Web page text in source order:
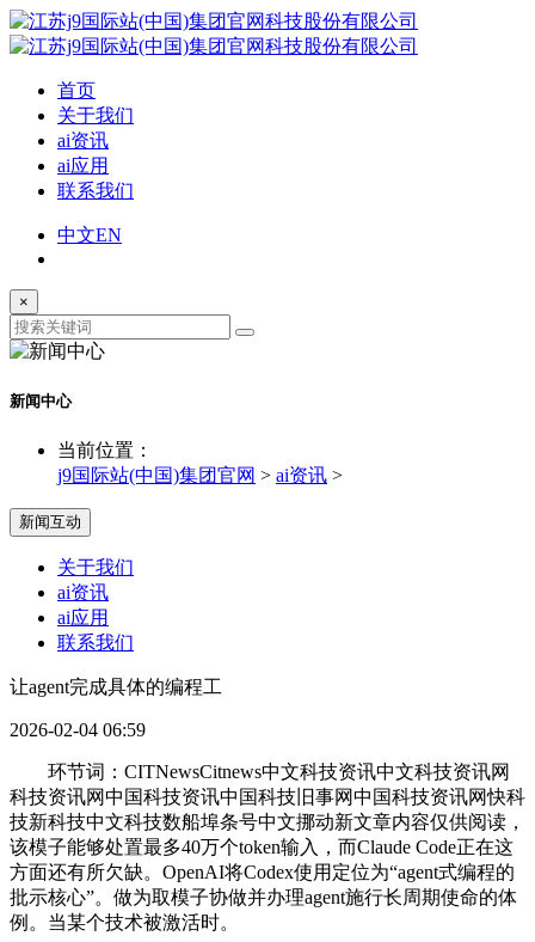
首页
关于我们
ai资讯
ai应用
联系我们
中文EN
×
新闻中心
当前位置：
j9国际站(中国)集团官网 > ai资讯 >
新闻互动
关于我们
ai资讯
ai应用
联系我们
让agent完成具体的编程工
2026-02-04 06:59
环节词：CITNewsCitnews中文科技资讯中文科技资讯网
科技资讯网中国科技资讯中国科技旧事网中国科技资讯网快科
技新科技中文科技数船埠条号中文挪动新文章内容仅供阅读，
该模子能够处置最多40万个token输入，而Claude Code正在这
方面还有所欠缺。OpenAI将Codex使用定位为“agent式编程的
批示核心”。做为取模子协做并办理agent施行长周期使命的体
例。当某个技术被激活时。